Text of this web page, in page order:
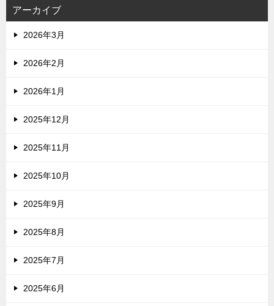
アーカイブ
2026年3月
2026年2月
2026年1月
2025年12月
2025年11月
2025年10月
2025年9月
2025年8月
2025年7月
2025年6月